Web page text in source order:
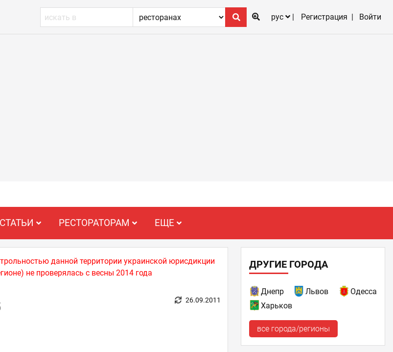
рус
Регистрация Войти
СТАТЬИ РЕСТОРАТОРАМ ЕЩЕ
данной территории украинской юрисдикции
не проверялась с весны 2014 года
26.09.2011
ДРУГИЕ ГОРОДА
Днепр Львов
Одесса
Харьков
все города/регионы